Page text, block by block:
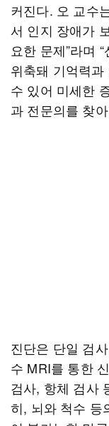
커진다. 오 교수
서 인지 장애가
요한 문제”라며
위축돼 기억력
수 있어 미세한
과 전문의를 찾
진단은 단일 검
수 MRI를 통한
검사, 항체 검사
히, 뇌와 척수 등